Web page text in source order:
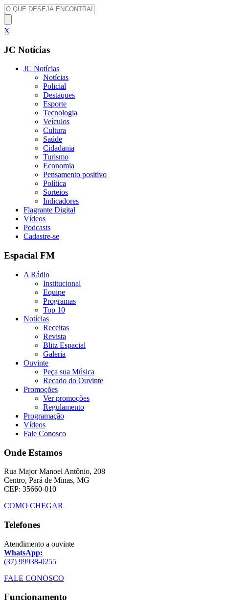
X
JC Notícias
JC Notícias
Notícias
Policial
Destaques
Esporte
Tecnologia
Veículos
Cultura
Saúde
Cidadania
Turismo
Economia
Pensamento positivo
Política
Sorteios
Indicadores
Flagrante Digital
Vídeos
Podcasts
Cadastre-se
Espacial FM
A Rádio
Institucional
Equipe
Programas
Top 10
Notícias
Receitas
Revista
Blitz Espacial
Galeria
Ouvinte
Peça sua Música
Recado do Ouvinte
Promoções
Ver promoções
Regulamento
Programação
Vídeos
Fale Conosco
Onde Estamos
Rua Major Manoel Antônio, 208
Centro, Pará de Minas, MG
CEP: 35660-010
COMO CHEGAR
Telefones
Atendimento a ouvinte
WhatsApp:
(37) 99938-0255
FALE CONOSCO
Funcionamento